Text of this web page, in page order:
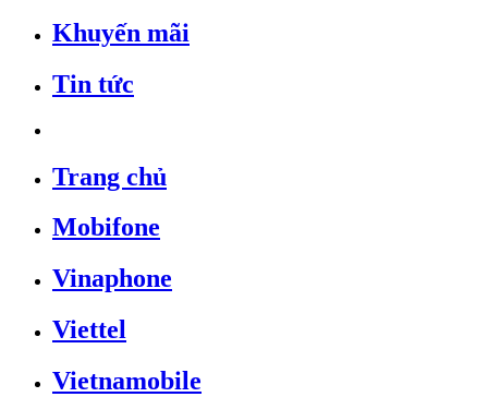
Khuyến mãi
Tin tức
Trang chủ
Mobifone
Vinaphone
Viettel
Vietnamobile